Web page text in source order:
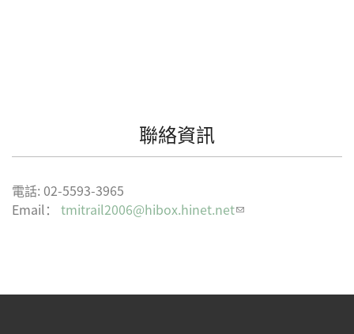
聯絡資訊
電話: 02-5593-3965
Email： tmitrail2006@hibox.hinet.net(link sends e-